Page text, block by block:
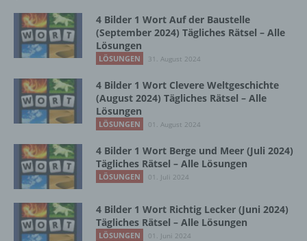
4 Bilder 1 Wort Auf der Baustelle
(September 2024) Tägliches Rätsel – Alle
Lösungen
LÖSUNGEN 31. August 2024
4 Bilder 1 Wort Clevere Weltgeschichte
(August 2024) Tägliches Rätsel – Alle
Lösungen
LÖSUNGEN 01. August 2024
4 Bilder 1 Wort Berge und Meer (Juli 2024)
Tägliches Rätsel – Alle Lösungen
LÖSUNGEN 01. Juli 2024
4 Bilder 1 Wort Richtig Lecker (Juni 2024)
Tägliches Rätsel – Alle Lösungen
LÖSUNGEN 01. Juni 2024
die Anpassung oder Veränderung, das
Auslesen, das Abfragen, die Verwendung,
die Offenlegung durch Übermittlung,
Verbreitung oder eine andere Form der
Verknüpfung, die Einschränkung, das
Löschen oder die Vernichtung.
d) Einschränkung der Verarbeitung
Einschränkung der Verarbeitung ist die
personenbezogener Daten mit dem Ziel, ihre
künftige Verarbeitung einzuschränken.